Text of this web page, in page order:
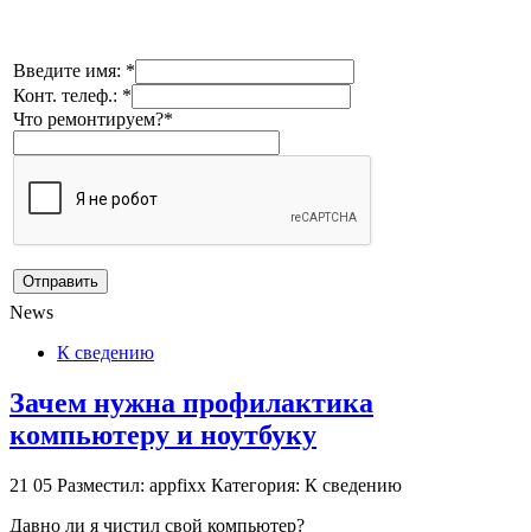
Введите имя: *
Конт. телеф.: *
Что ремонтируем?*
News
К сведению
Зачем нужна профилактика
компьютеру и ноутбуку
21 05 Разместил: appfixx Категория: К сведению
Давно ли я чистил свой компьютер?